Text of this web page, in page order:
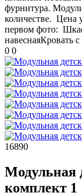
фурнитура.
количестве. Цена
первом фото:
навеснаяКровать
0 0
16890
Модульная
комплект 1